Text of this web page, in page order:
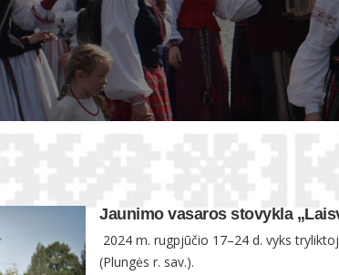
Jaunimo vasaros stovykla
2024 m. rugpjūčio 17–24 d. vyks
(Plungės r. sav.).